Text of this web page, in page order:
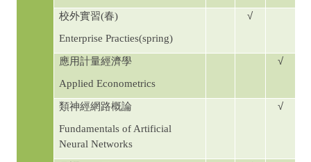
校外實習(春)
Enterprise Practies(spring)
√
應用計量經濟學
Applied Econometrics
√
類神經網路概論
Fundamentals of Artificial
Neural Networks
√